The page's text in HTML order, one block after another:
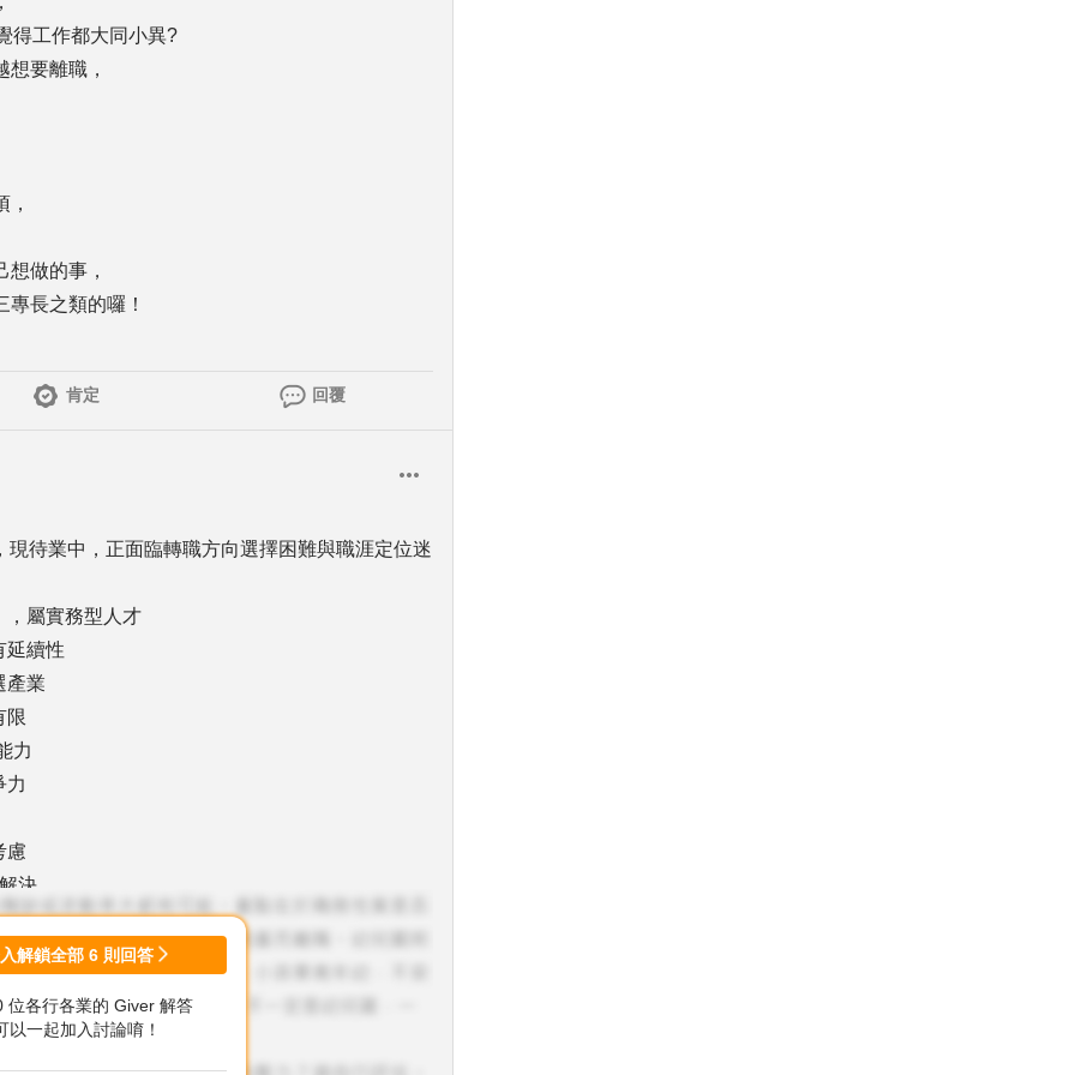
得工作都大同小異?
要離職，
做的事，
長之類的囉！
肯定 回覆
待業中，正面臨轉職方向選擇困難與職涯定位迷
，屬實務型人才
延續性
產業
限
力
力
慮
決
能力」
力、轉設備PM、以及中南部傳產自動化機會。
協調
解鎖全部 6 則回答
位各行各業的 Giver 解答
以一起加入討論唷！